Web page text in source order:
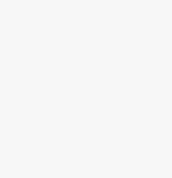
zakupić produkty w
Szukasz sklepu, w którym